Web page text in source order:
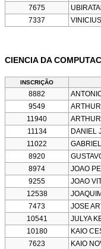
7675
7337
CIENCIA DA
INSCRIÇÃO
8882
9549
11940
11134
DANIEL
11022
8920
8974
JOAO
9255
JOAO
12538
7473
JOSE
10541
JULYA
10180
KAIO
7623
KAIO